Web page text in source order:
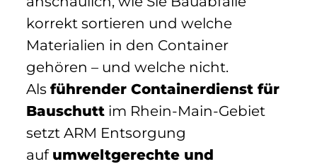
korrekt sortieren und welche
Materialien in den Container
gehören – und welche nicht.
Als führender Containerdienst für
Bauschutt im Rhein-Main-Gebiet
setzt ARM Entsorgung
auf umweltgerechte und